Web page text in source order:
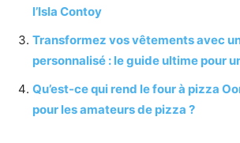
l’Isla Contoy
Transformez vos vêtements avec
personnalisé : le guide ultime pour
Qu’est-ce qui rend le four à pizza
pour les amateurs de pizza ?